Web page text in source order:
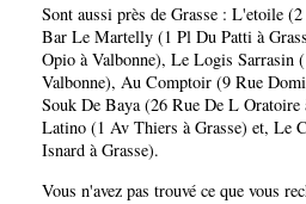
Sont aussi près de Grasse : L'etoile (2
Bar Le Martelly (1 Pl Du Patti à
Opio à Valbonne), Le Logis Sarrasin
Valbonne), Au Comptoir (9 Rue
Souk De Baya (26 Rue De L Oratoire
Latino (1 Av Thiers à Grasse) et, Le
Isnard à Grasse).
Vous n'avez pas trouvé ce que vous